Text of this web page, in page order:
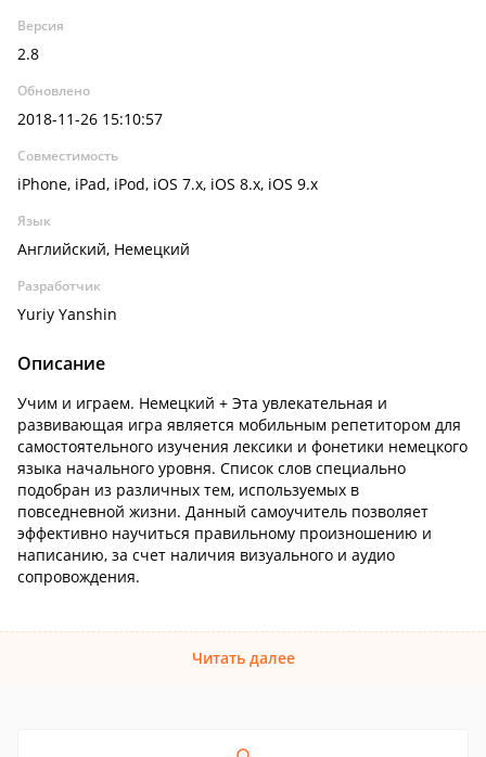
Версия
2.8
Обновлено
2018-11-26 15:10:57
Совместимость
iPhone, iPad, iPod, iOS 7.x, iOS 8.x, iOS 9.x
Язык
Английский, Немецкий
Разработчик
Yuriy Yanshin
Описание
Учим и играем. Немецкий + Эта увлекательная и
развивающая игра является мобильным репетитором для
самостоятельного изучения лексики и фонетики немецкого
языка начального уровня. Список слов специально
подобран из различных тем, используемых в
повседневной жизни. Данный самоучитель позволяет
эффективно научиться правильному произношению и
написанию, за счет наличия визуального и аудио
сопровождения.
Читать далее